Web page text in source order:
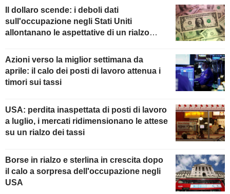
Il dollaro scende: i deboli dati
sull'occupazione negli Stati Uniti
allontanano le aspettative di un rialzo
Azioni verso la miglior settimana da
aprile: il calo dei posti di lavoro attenua i
timori sui tassi
USA: perdita inaspettata di posti di lavoro
a luglio, i mercati ridimensionano le attese
su un rialzo dei tassi
Borse in rialzo e sterlina in crescita dopo
il calo a sorpresa dell'occupazione negli
USA